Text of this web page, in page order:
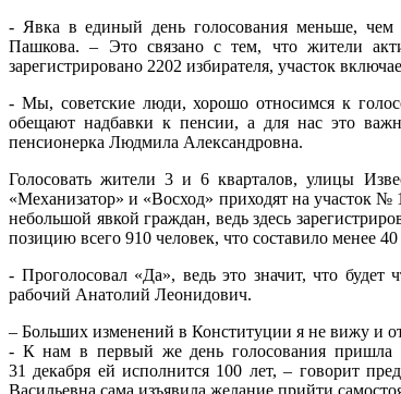
- Явка в единый день голосования меньше, чем
Пашкова. – Это связано с тем, что жители
зарегистрировано 2202 избирателя, участок
- Мы, советские люди, хорошо относимся к
обещают надбавки к пенсии, а для нас это
пенсионерка Людмила Александровна.
Голосовать жители 3 и 6 кварталов, улицы
«Механизатор» и «Восход» приходят на участок
небольшой явкой граждан, ведь здесь
позицию всего 910 человек, что составило менее 40
- Проголосовал «Да», ведь это значит, что
рабочий Анатолий Леонидович.
– Больших изменений в Конституции я не вижу и
- К нам в первый же день голосования пришла
31 декабря ей исполнится 100 лет, – говорит
Васильевна сама изъявила желание прийти